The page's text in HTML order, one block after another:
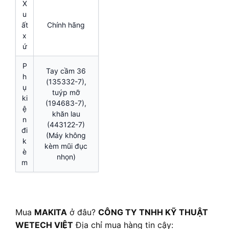
X
u
ất
x
ứ
Chính hãng
P
h
ụ
ki
ệ
n
đi
k
è
m
Tay cầm 36
(135332-7),
tuýp mỡ
(194683-7),
khăn lau
(443122-7)
(Máy không
kèm mũi đục
nhọn)
Mua MAKITA ở đâu? CÔNG TY TNHH KỸ THUẬT
WETECH VIỆT Địa chỉ mua hàng tin cậy: